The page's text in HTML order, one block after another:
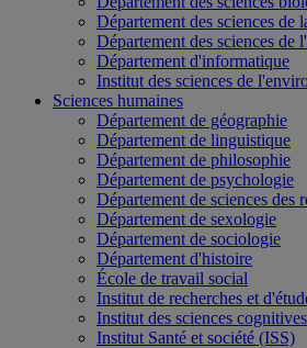
Département des sciences de
Département des sciences de
Département d'informatique
Institut des sciences de
Sciences humaines
Département de géographie
Département de linguistique
Département de philosophie
Département de psychologie
Département de sciences des
Département de sexologie
Département de sociologie
Département d'histoire
École de travail social
Institut de recherches et
Institut des sciences
Institut Santé et société (ISS)